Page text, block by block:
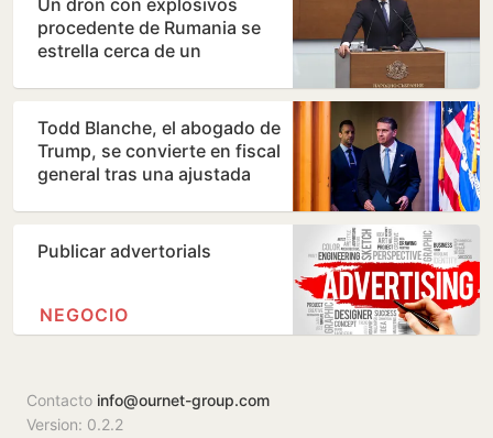
Un dron con explosivos
procedente de Rumania se
estrella cerca de un
Todd Blanche, el abogado de
Trump, se convierte en fiscal
general tras una ajustada
Publicar advertorials
NEGOCIO
Contacto info@ournet-group.com
Version: 0.2.2